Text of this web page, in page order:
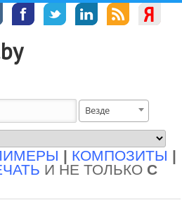
Везде
| КОМПОЗИТЫ |
И НЕ ТОЛЬКО С